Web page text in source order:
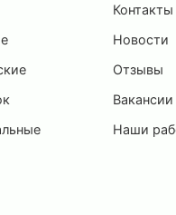
Контакты
Новости
Отзывы
Вакансии
Наши